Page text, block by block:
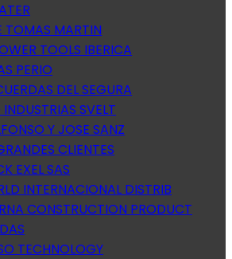
TOMAS MARTIN
TOOLS IBERICA
PERIO
DEL SEGURA
SVELT
Y JOSE SANZ
CLIENTES
EXEL SAS
INTERNACIONAL DISTRIB
CONSTRUCTION PRODUCT
TECHNOLOGY